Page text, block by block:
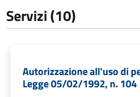
Servizi (10)
Autorizzazione all'uso di
Legge 05/02/1992, n. 104